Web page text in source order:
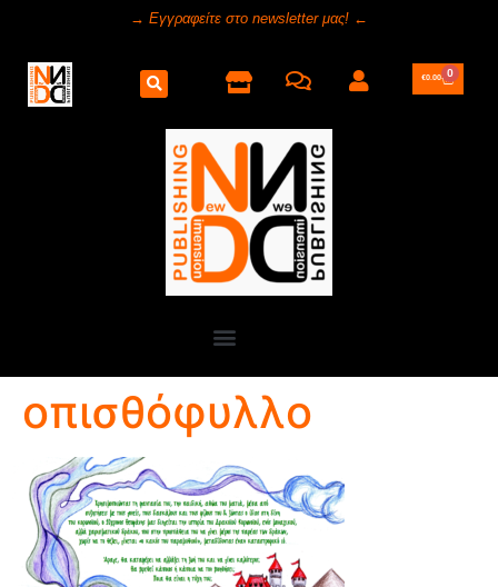
→ Εγγραφείτε στο newsletter μας! ←
€0.00 0
οπισθόφυλλο